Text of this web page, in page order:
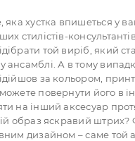
хустка впишеться у
стилістів-
той виріб, який
ансамблі. А в тому
за кольором,
повернути його в
на інший аксесуар
образ яскравий штрих?
дизайном – саме той